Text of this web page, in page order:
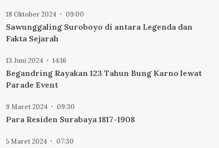
18 Oktober 2024 09:00
Sawunggaling Suroboyo di antara Legenda dan
Fakta Sejarah
13 Juni 2024 14:16
Begandring Rayakan 123 Tahun Bung Karno lewat
Parade Event
9 Maret 2024 09:30
Para Residen Surabaya 1817-1908
5 Maret 2024 07:30